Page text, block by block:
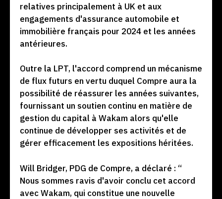
relatives principalement à UK et aux
engagements d'assurance automobile et
immobilière français pour 2024 et les années
antérieures.
Outre la LPT, l'accord comprend un mécanisme
de flux futurs en vertu duquel Compre aura la
possibilité de réassurer les années suivantes,
fournissant un soutien continu en matière de
gestion du capital à Wakam alors qu'elle
continue de développer ses activités et de
gérer efficacement les expositions héritées.
Will Bridger, PDG de Compre, a déclaré : “
Nous sommes ravis d'avoir conclu cet accord
avec Wakam, qui constitue une nouvelle